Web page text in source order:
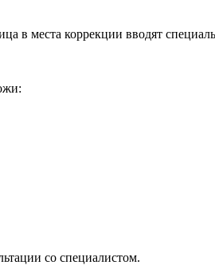
в места коррекции вводят
со специалистом.